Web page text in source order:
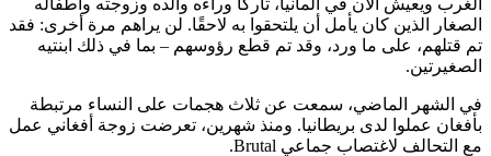
الصغار الذين كان يأمل أن يلتحقوا به لاحقًا. لن يراهم مرة أخرى: فقد
تم قتلهم، على ما ورد، وقد تم قطع رؤوسهم – بما في ذلك ابنتيه
الصغيرتين.
في الشهر الماضي، سمعت عن ثلاث هجمات على النساء مرتبطة
بأفغان عملوا لدى بريطانيا. ومنذ شهرين، تعرضت زوجة أفغاني عمل
مع التحالف لاغتصاب جماعي Brutal.